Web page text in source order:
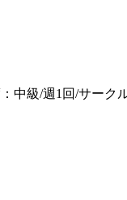
中級/週1回/サーク